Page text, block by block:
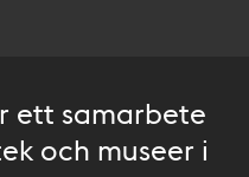
ett samarbete
och museer i